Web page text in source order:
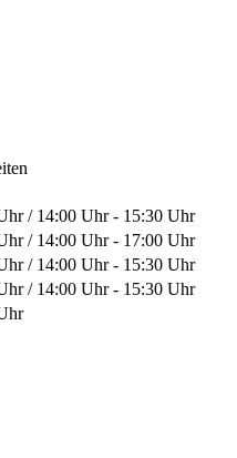
/ 14:00 Uhr - 15:30 Uhr
/ 14:00 Uhr - 17:00 Uhr
/ 14:00 Uhr - 15:30 Uhr
/ 14:00 Uhr - 15:30 Uhr